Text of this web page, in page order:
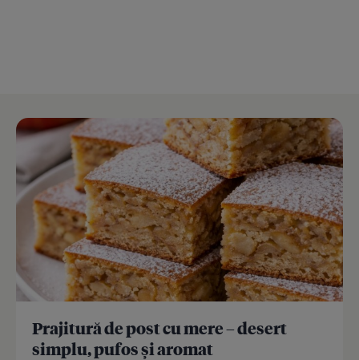
Prajitură de post cu mere – desert
simplu, pufos și aromat